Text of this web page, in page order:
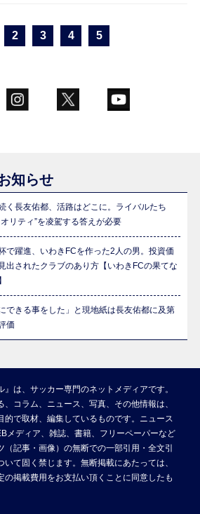
2 3 4 5
知らせ
く長友佑都、活路はどこに。ライバルたち
オリティ”を凌駕する答えが必要
で躍進、いわきFCを作った2人の男。投資価
出されたクラブのあり方【いわきFCの果てな
にできる事をした」と現地紙は長友佑都に及第
価
』は、サッカー専門のネットメディアです。
コラム、ニュース、写真、その他情報は、
的で取材、編集しているものです。ニュース
メディア、雑誌、書籍、フリーペーパーなど
記事・画像）の無断での一部引用・全文引
て固く禁じます。無断掲載にあたっては、
の掲載費用をお支払い頂くことに同意したも